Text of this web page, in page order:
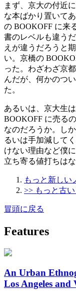
まず、京大の付近
な本ばかり置いて
の BOOKOFF に来
書のレベルも違う
えが違うだろうと
い。京橋の
った。わざわざ京
んだが、何かのつ
た。
あるいは、京大生
BOOKOFF に売る
なのだろうか。し
るいは手加減して
けない理由など僕
立ち寄る値打ちは
もっと新しい
>> もっと古い
冒頭に戻る
Features
An Urban
Los Angeles and